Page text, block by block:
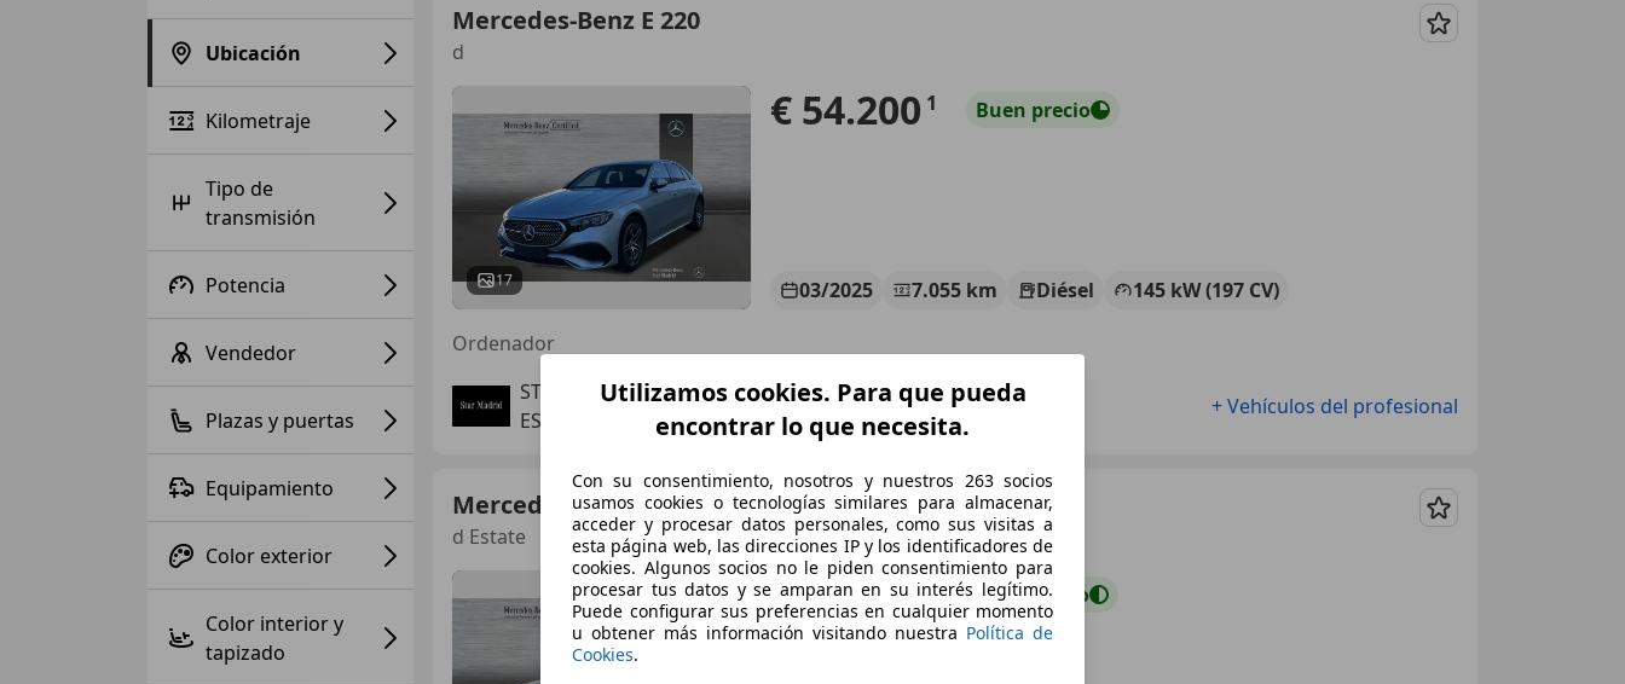
Ubicación
Kilometraje
Tipo de
transmisión
Potencia
Vendedor
Plazas y puertas
Equipamiento
Color exterior
Color interior y
tapizado
Mercedes-Benz E 220
d
Guardar
17
€ 54.200 1 Buen precio
03/2025 7.055 km Diésel
145 kW (197 CV)
Ordenador
STAR MADRID
ES-28022 MADRID
+ Vehículos del profesional
Mercedes-Benz E 220
d Estate
Guardar
€ 57.990 1 Preciojusto
Utilizamos cookies. Para que pueda
encontrar lo que necesita.
Con su consentimiento, nosotros y nuestros 263 socios
usamos cookies o tecnologías similares para almacenar,
acceder y procesar datos personales, como sus visitas a
esta página web, las direcciones IP y los identificadores de
cookies. Algunos socios no le piden consentimiento para
procesar tus datos y se amparan en su interés legítimo.
Puede configurar sus preferencias en cualquier momento
u obtener más información visitando nuestra Política de
Cookies.